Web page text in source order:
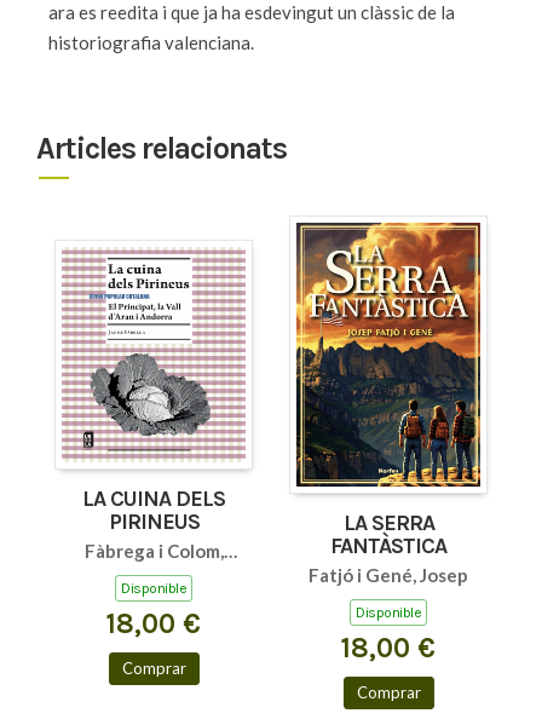
ara es reedita i que ja ha esdevingut un clàssic de la
historiografia valenciana.
Articles relacionats
LA CUINA DELS
PIRINEUS
Fàbrega i Colom,
Jaume
Disponible
18,00 €
Comprar
LA SERRA
FANTÀSTICA
Fatjó i Gené, Josep
Disponible
18,00 €
Comprar